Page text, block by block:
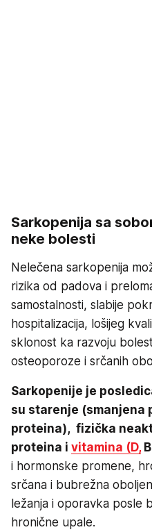
Sarkopenija sa
neke bolesti
Nelečena sarkopenija
rizika od padova i
samostalnosti, slabije
hospitalizacija, lošijeg
sklonost ka razvoju
osteoporoze i srčanih
Sarkopenije je
su starenje (smanjena
proteina), fizička
proteina i vitamina (D,
i hormonske promene,
srčana i bubrežna
ležanja i oporavka posle
hronične upale.